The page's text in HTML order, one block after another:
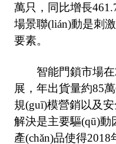
萬只，同比增長
場景聯(lián)動是刺
要素。
智能門鎖市場在
展，年出貨量約
規(guī)模營銷以及
解決是主要驅(qū)動
產(chǎn)品使得